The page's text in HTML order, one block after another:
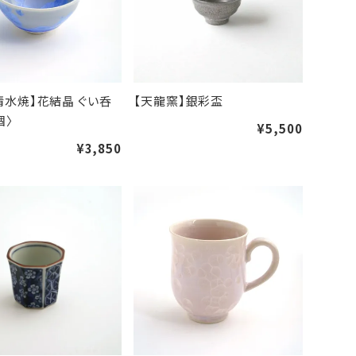
水焼】花結晶 ぐい呑
¥3,850
【天龍窯】銀彩盃
¥5,500